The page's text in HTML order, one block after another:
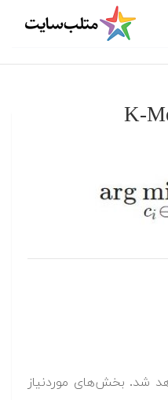
K-
شد. بخش‌های موردنیاز